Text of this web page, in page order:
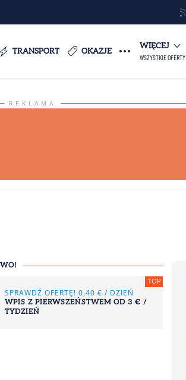
TRANSPORT OKAZJE
WIĘCEJ
WSZYSTKIE OFERTY
REKLAMA
OKAZJE
WYMIENIAJ BEZPIECZNIE WALUTĘ
ONLINE - SKORZYSTAJ Z PROMOCJI
SPRAWDŹ OFERTĘ! 0,40 € / DZIEŃ
WPIS Z PIERWSZEŃSTWEM OD 3 € /
TYDZIEŃ